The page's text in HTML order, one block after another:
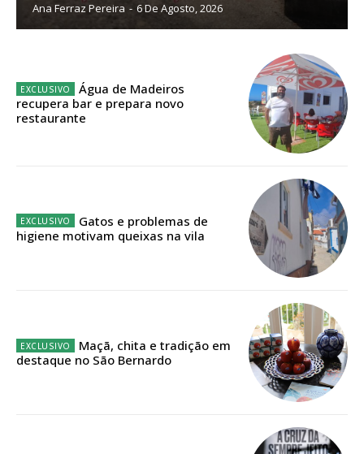
Planos de Assinatura
Faça-se assinante do Região de Cister e ajude-nos a manter este serviço
Escolha o plano de assinatura desejado:
32€
Edição em papel entregue à Quinta-feira em sua
Ana Ferraz Pereira - 6 De Agosto, 2026
Água de Madeiros
recupera bar e prepara novo
restaurante
Gatos e problemas de
higiene motivam queixas na vila
Maçã, chita e tradição em
destaque no São Bernardo